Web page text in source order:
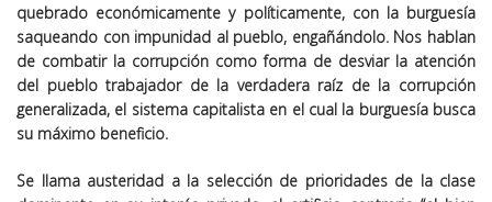
quebrado económicamente y políticamente, con la burguesía
saqueando con impunidad al pueblo, engañándolo. Nos hablan
de combatir la corrupción como forma de desviar la atención
del pueblo trabajador de la verdadera raíz de la corrupción
generalizada, el sistema capitalista en el cual la burguesía busca
su máximo beneficio.
Se llama austeridad a la selección de prioridades de la clase